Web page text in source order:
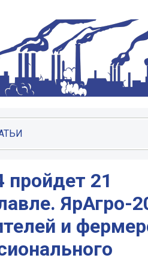
пройдет 21
ЯрАгро-
и